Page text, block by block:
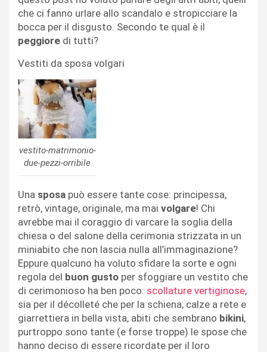
che ci fanno urlare allo scandalo e stropicciare la
bocca per il disgusto. Secondo te qual è il
peggiore di tutti?
Vestiti da sposa volgari
vestito-matrimonio-
due-pezzi-orribile
Una sposa può essere tante cose: principessa,
retrò, vintage, originale, ma mai volgare! Chi
avrebbe mai il coraggio di varcare la soglia della
chiesa o del salone della cerimonia strizzata in un
miniabito che non lascia nulla all’immaginazione?
Eppure qualcuno ha voluto sfidare la sorte e ogni
regola del buon gusto per sfoggiare un vestito che
di cerimonioso ha ben poco: scollature vertiginose,
sia per il décolleté che per la schiena, calze a rete e
giarrettiera in bella vista, abiti che sembrano bikini,
purtroppo sono tante (e forse troppe) le spose che
hanno deciso di essere ricordate per il loro